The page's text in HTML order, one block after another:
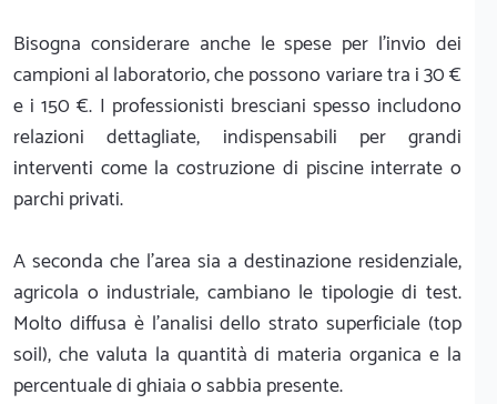
Bisogna considerare anche le spese per l'invio dei
campioni al laboratorio, che possono variare tra i 30 €
e i 150 €. I professionisti bresciani spesso includono
relazioni dettagliate, indispensabili per grandi
interventi come la costruzione di piscine interrate o
parchi privati.
A seconda che l'area sia a destinazione residenziale,
agricola o industriale, cambiano le tipologie di test.
Molto diffusa è l'analisi dello strato superficiale (top
soil), che valuta la quantità di materia organica e la
percentuale di ghiaia o sabbia presente.